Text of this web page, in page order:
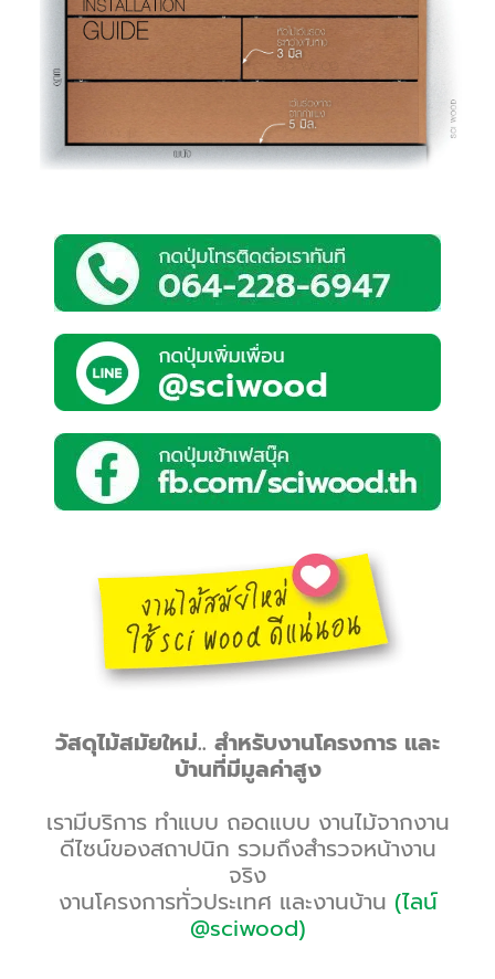
วัสดุไม้สมัยใหม่.. สำหรับงานโครงการ และ
บ้านที่มีมูลค่าสูง
เรามีบริการ ทำแบบ ถอดแบบ งานไม้จากงาน
ดีไซน์ของสถาปนิก รวมถึงสำรวจหน้างาน
จริง
งานโครงการทั่วประเทศ และงานบ้าน (ไลน์
@sciwood)